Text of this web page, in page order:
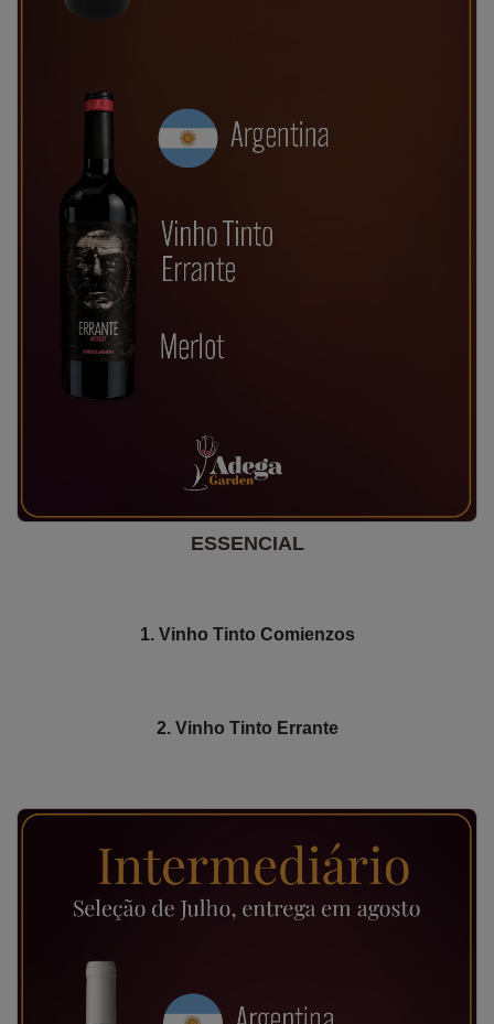
ESSENCIAL
1. Vinho Tinto Comienzos
2. Vinho Tinto Errante